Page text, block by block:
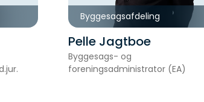
Byggesagsafdeling
Pelle Jagtboe
Byggesags- og
foreningsadministrator (EA)